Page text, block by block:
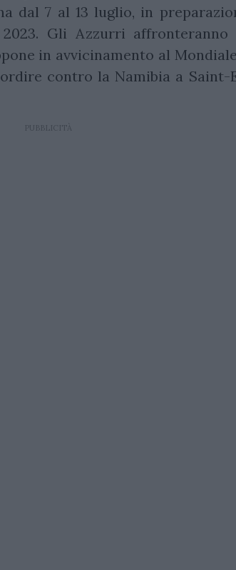
dal 7 al 13 luglio, in
Gli Azzurri affronteranno
in avvicinamento al
contro la Namibia a Saint-